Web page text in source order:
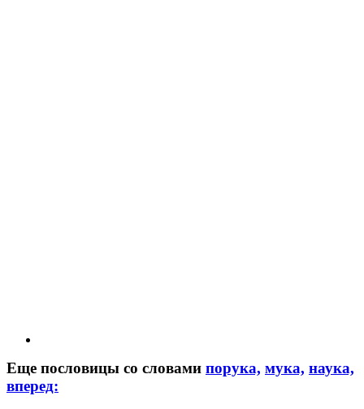
Еще пословицы со словами порука, мука, наука,
вперед: